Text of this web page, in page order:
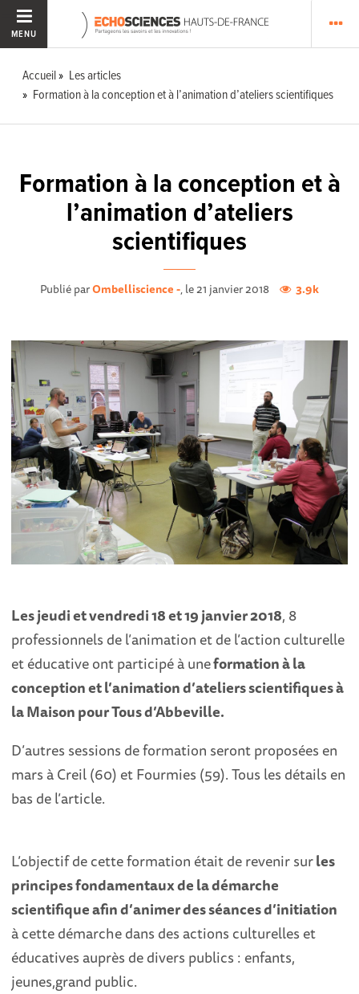
MENU
Accueil
Les articles
Formation à la conception et à l’animation d’ateliers scientifiques
Formation à la conception et à
l’animation d’ateliers
scientifiques
Publié parOmbelliscience -, le 21 janvier 2018 3.9k
Les jeudi et vendredi 18 et 19 janvier 2018, 8
professionnels de l’animation et de l’action culturelle
et éducative ont participé à uneformation à la
conception et l’animation d’ateliers scientifiques à
la Maison pour Tous d’Abbeville.
D’autres sessions de formation seront proposées en
mars à Creil (60) et Fourmies (59). Tous les détails en
bas de l’article.
L’objectif de cette formation était de revenir surles
principes fondamentaux de la démarche
scientifique afin d’animer des séances d’initiation
à cette démarche dans des actions culturelles et
éducatives auprès de divers publics : enfants,
jeunes,grand public.